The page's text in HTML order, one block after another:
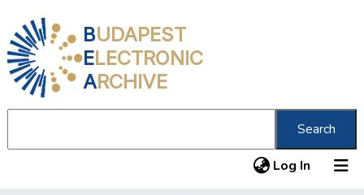
BUDAPEST
ELECTRONIC
ARCHIVE
Search
Log In (current)